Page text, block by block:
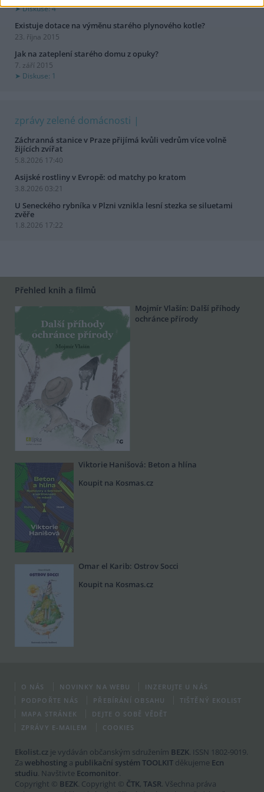
Diskuse: 4
Existuje dotace na výměnu starého plynového kotle?
23. října 2015
Jak na zateplení starého domu z opuky?
7. září 2015
Diskuse: 1
zprávy zelené domácnosti
Záchranná stanice v Praze přijímá kvůli vedrům více volně
žijících zvířat
5.8.2026 17:40
Asijské rostliny v Evropě: od matchy po kratom
3.8.2026 03:21
U Seneckého rybníka v Plzni vznikla lesní stezka se siluetami
zvěře
1.8.2026 17:22
Přehled knih a filmů
Mojmír Vlašín: Další příhody
ochránce přírody
Viktorie Hanišová: Beton a hlína
Koupit na Kosmas.cz
Omar el Karib: Ostrov Socci
Koupit na Kosmas.cz
O NÁS NOVINKY NA WEBU
INZERUJTE U NÁS
PODPOŘTE NÁS
PŘEBÍRÁNÍ OBSAHU
TIŠTĚNÝ EKOLIST
MAPA STRÁNEK
DEJTE O SOBĚ VĚDĚT
ZPRÁVY E-MAILEM
COOKIES
Ekolist.cz je vydáván občanským sdružením BEZK. ISSN 1802-9019.
Za webhosting a publikační systém TOOLKIT děkujeme Ecn
studiu. Navštivte Ecomonitor.
Copyright © BEZK. Copyright © ČTK, TASR. Všechna práva